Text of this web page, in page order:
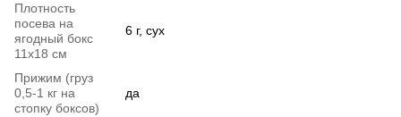
Плотность
посева на
ягодный бокс
11х18 см
6 г, сух
Прижим (груз
0,5-1 кг на
стопку боксов)
да